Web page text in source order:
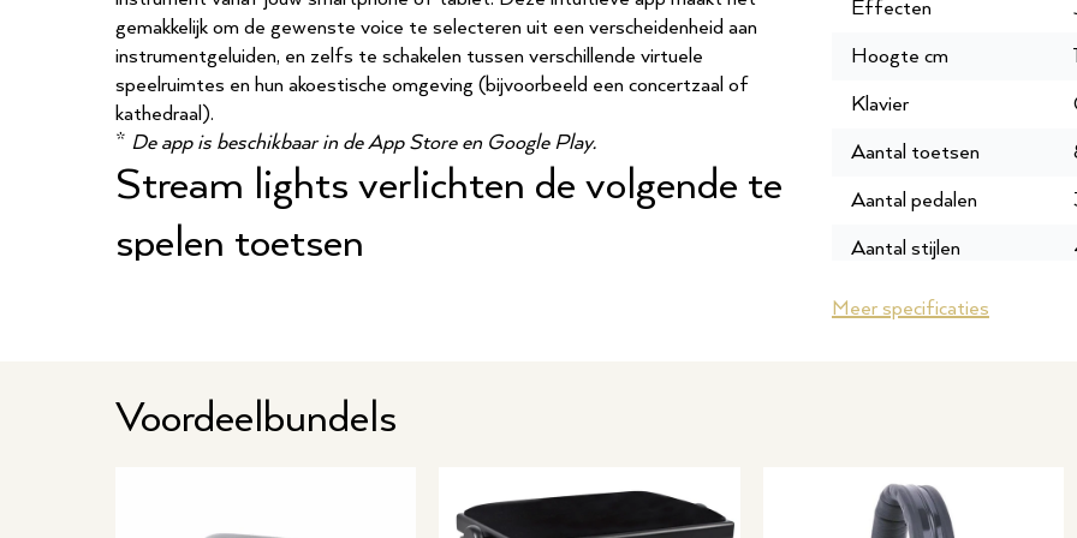
gemakkelijk om de gewenste voice te selecteren uit een verscheidenheid aan
instrumentgeluiden, en zelfs te schakelen tussen verschillende virtuele
speelruimtes en hun akoestische omgeving (bijvoorbeeld een concertzaal of
kathedraal).
* De app is beschikbaar in de App Store en Google Play.
Stream lights verlichten de volgende te
spelen toetsen
linker- of rechterhand, of het tempo van de moeilijke gedeelten vertragen om je
te helpen bij het oefenen. Er is zelfs een Guide-functie die de song zelfs
Oefen jouw favorieten uit de
Effecten
Hoogte cm
Klavier
Aantal toetsen
Aantal pedalen
Aantal stijlen
Aantal tonen
Opslagmedium
Meer specificaties
Voordeelbundels